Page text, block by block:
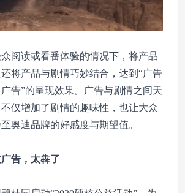
阅读或看番体验的情况下，将产品
将产品与剧情巧妙结合，达到“广告
告”的呈现效果。广告与剧情之间天
仅增加了剧情的趣味性，也让大众
奥迪品牌的好感度与期望值。
告，太犇了